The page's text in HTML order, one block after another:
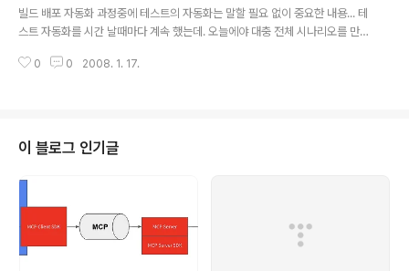
아지고 있으며, SCA역시 새로운 아키텍쳐로 주목 받고 있는데, EJB 이야기는
몇년전부터 쏙 들어간지 오래고.. (실제 기업에서는 아직도 EJB 사..
빌드 배포 자동화 과정중에 테스트의 자동화는 말할 필요 없이 중요한 내용... 테
스트 자동화를 시간 날때마다 계속 했는데. 오늘에야 대충 전체 시나리오를 만
는 Cactus DB 테스트는 DBUnit 하면은 HttpUnit과 JWebUnit 정말 관건은
합한것이 Cactus + Cobertura = J2EE 애플리케이션의 커버러지 분석 Ca
ctus + Japex = J2EE 애플리케이..
0 0 2008. 1. 17.
이 블로그 인기글